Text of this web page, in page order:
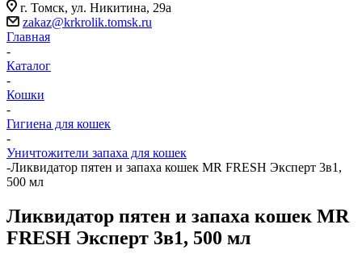
г. Томск, ​ул. Никитина, 29а
zakaz@krkrolik.tomsk.ru
Главная
-
Каталог
-
Кошки
-
Гигиена для кошек
-
Уничтожители запаха для кошек
-Ликвидатор пятен и запаха кошек MR FRESH Эксперт 3в1,
500 мл
Ликвидатор пятен и запаха кошек MR
FRESH Эксперт 3в1, 500 мл